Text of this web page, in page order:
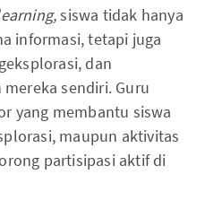
siswa tidak hanya
informasi, tetapi juga
dan
sendiri. Guru
yang membantu siswa
maupun aktivitas
partisipasi aktif di